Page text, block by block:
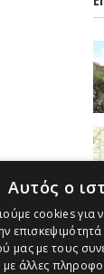
Αυτός ο
cookies για
μας με τους
άλλες